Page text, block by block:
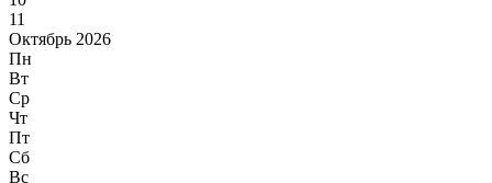
11
Октябрь 2026
Пн
Вт
Ср
Чт
Пт
Сб
Вс